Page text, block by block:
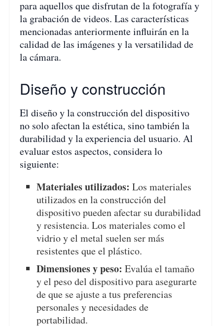
para aquellos que disfrutan de la fotografía y
la grabación de videos. Las características
mencionadas anteriormente influirán en la
calidad de las imágenes y la versatilidad de
la cámara.
Diseño y construcción
El diseño y la construcción del dispositivo
no solo afectan la estética, sino también la
durabilidad y la experiencia del usuario. Al
evaluar estos aspectos, considera lo
siguiente:
Materiales utilizados: Los materiales
utilizados en la construcción del
dispositivo pueden afectar su durabilidad
y resistencia. Los materiales como el
vidrio y el metal suelen ser más
resistentes que el plástico.
Dimensiones y peso: Evalúa el tamaño
y el peso del dispositivo para asegurarte
de que se ajuste a tus preferencias
personales y necesidades de
portabilidad.